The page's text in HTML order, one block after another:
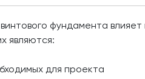
фундамента
являются:
для проекта